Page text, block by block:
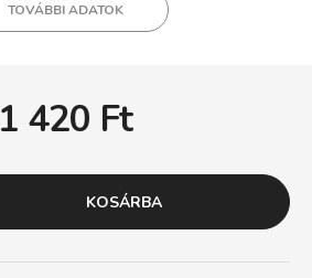
TOVÁBBI ADATOK
1 420 Ft
KOSÁRBA